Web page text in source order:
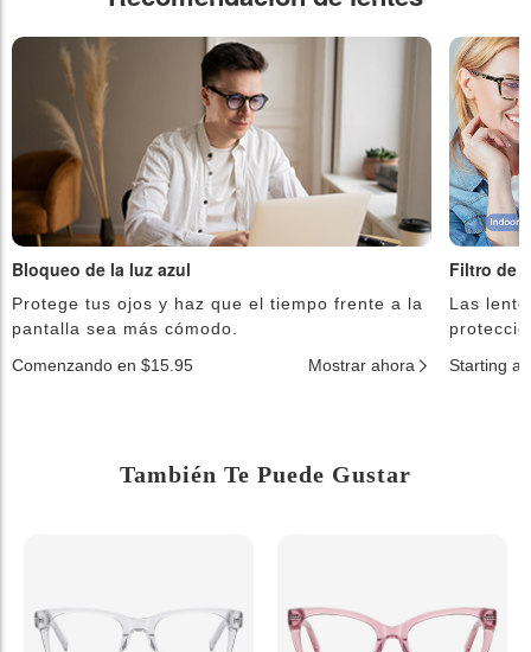
Bloqueo de la luz azul
Protege tus ojos y haz que el tiempo frente a la
pantalla sea más cómodo.
Comenzando en $15.95
Mostrar ahora
Filtro de
Las
Starting at
También Te Puede Gustar